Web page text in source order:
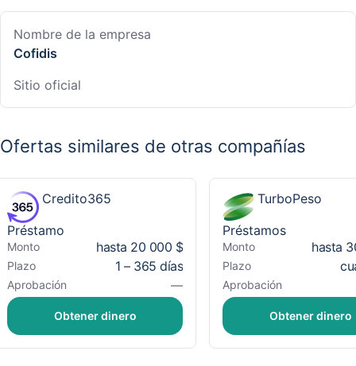
Nombre de la empresa
Cofidis
Sitio oficial
Ofertas similares de otras compañías
Credito365
Préstamo
Monto hasta 20 000 $
Plazo 1 – 365 días
Aprobación —
Obtener dinero
TurboPeso
Préstamos
Monto hasta
Plazo
Aprobación
Obtener dinero